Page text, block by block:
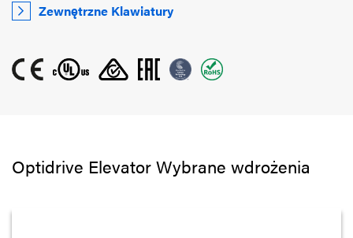
Zewnętrzne Klawiatury
Optidrive Elevator Wybrane wdrożenia